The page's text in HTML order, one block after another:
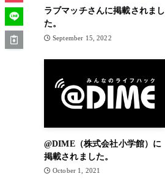
ラブマッチさんに掲載されまし
た。
September 15, 2022
@DIME（株式会社小学館）に
掲載されました。
October 1, 2021